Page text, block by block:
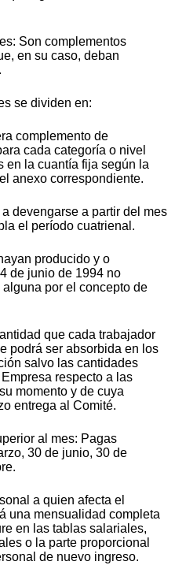
Son complementos
en su caso, deban
se dividen en:
complemento de
cada categoría o nivel
en la cuantía fija según la
anexo correspondiente.
devengarse a partir del mes
el período cuatrienal.
producido y o
de junio de 1994 no
por el concepto de
que cada trabajador
podrá ser absorbida en los
salvo las cantidades
respecto a las
momento y de cuya
entrega al Comité.
al mes: Pagas
30 de junio, 30 de
a quien afecta el
una mensualidad completa
en las tablas salariales,
o la parte proporcional
de nuevo ingreso.